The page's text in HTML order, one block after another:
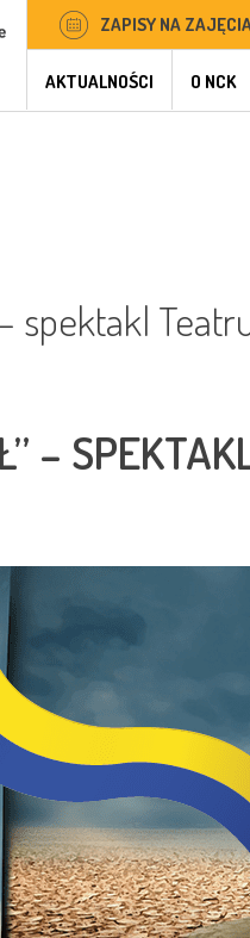
ZAPISY NA
AKTUALNOŚCI O NCK
– spektakl
–